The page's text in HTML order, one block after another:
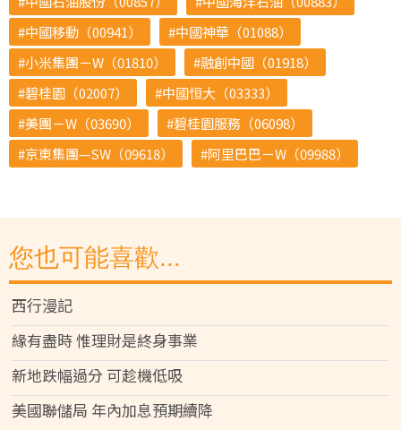
中國移動（00941）
中國神華（01088）
小米集團－W（01810）
融創中國（01918）
碧桂園（02007）
中國恒大（03333）
美團－W（03690）
碧桂園服務（06098）
京東集團—SW（09618）
阿里巴巴－W（09988）
您也可能喜歡...
西行漫記
緣有盡時 惟理財是終身事業
新地跌幅過分 可趁機低吸
美國聯儲局 年內加息預期續降